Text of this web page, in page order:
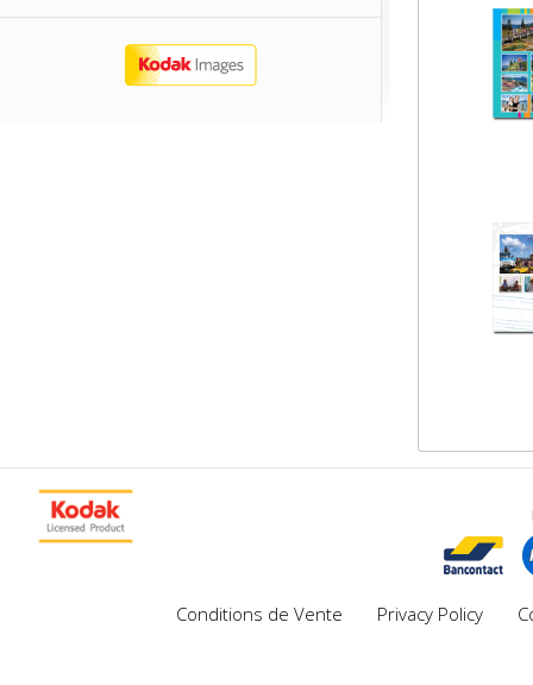
Conditions de Vente Privacy Policy